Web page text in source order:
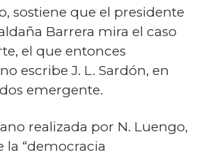
sostiene que el presidente
Barrera mira el caso
el que entonces
escribe J. L. Sardón, en
emergente.
realizada por N. Luengo,
la “democracia